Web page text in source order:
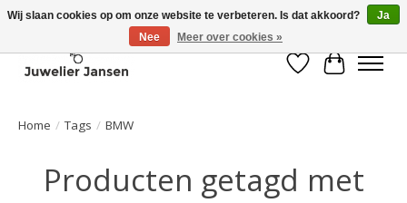
Verlanglijst
Home / Tags / BMW
Producten getagd met
Wij slaan cookies op om onze website te verbeteren. Is dat akkoord?
Ja
Nee
Meer over cookies »